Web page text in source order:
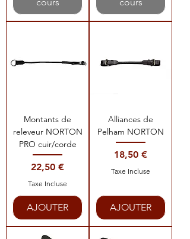
cours
cours
Montants de
releveur NORTON
PRO cuir/corde
Prix
22,50 €
Taxe Incluse
AJOUTER
Alliances de
Pelham NORTON
Prix
18,50 €
Taxe Incluse
AJOUTER